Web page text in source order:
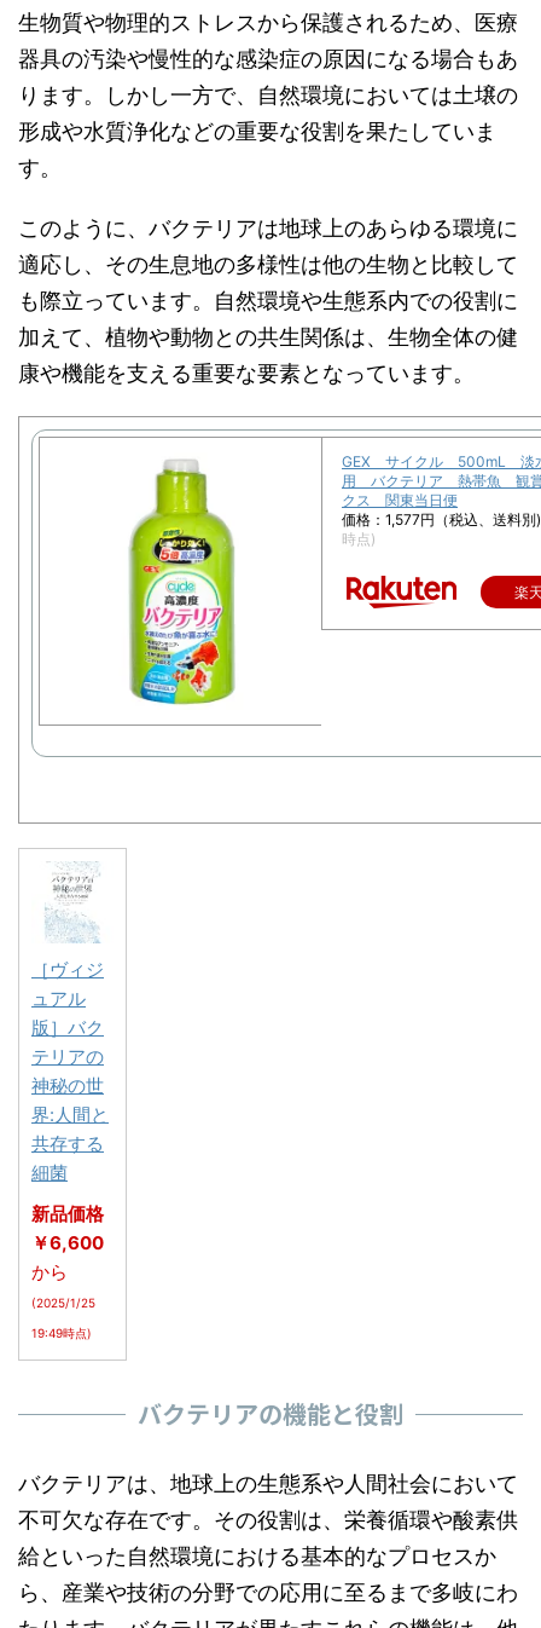
生物質や物理的ストレスから保護されるため、医療
器具の汚染や慢性的な感染症の原因になる場合もあ
ります。しかし一方で、自然環境においては土壌の
形成や水質浄化などの重要な役割を果たしていま
す。
このように、バクテリアは地球上のあらゆる環境に
適応し、その生息地の多様性は他の生物と比較して
も際立っています。自然環境や生態系内での役割に
加えて、植物や動物との共生関係は、生物全体の健
康や機能を支える重要な要素となっています。
GEX サイクル 500mL 淡
用 バクテリア 熱帯魚 観
クス 関東当日便
価格：1,577円（税込、送料
時点)
楽
［ヴィジ
ュアル
版］バク
テリアの
神秘の世
界:人間と
共存する
細菌
新品価格
￥6,600
から
(2025/1/25
19:49時点)
バクテリアの機能と役割
バクテリアは、地球上の生態系や人間社会において
不可欠な存在です。その役割は、栄養循環や酸素供
給といった自然環境における基本的なプロセスか
ら、産業や技術の分野での応用に至るまで多岐にわ